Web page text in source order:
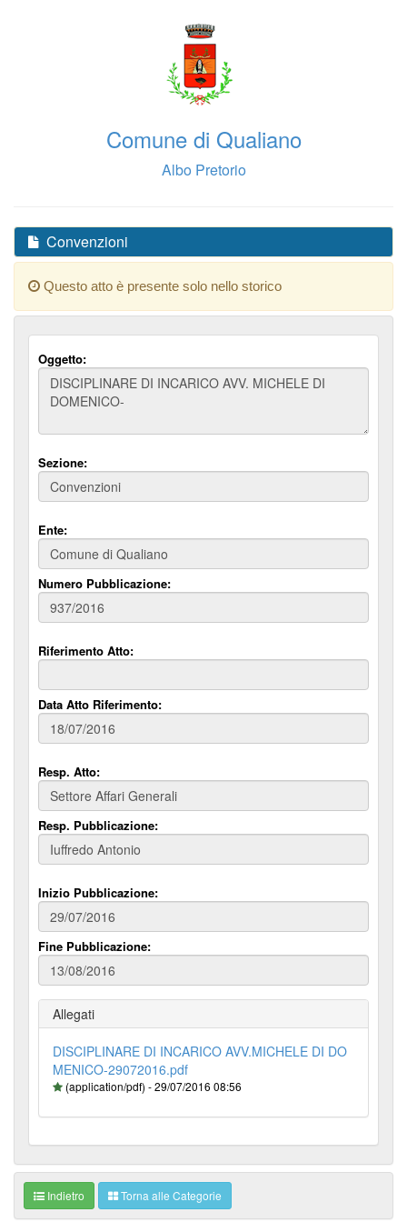
Comune di Qualiano
Albo Pretorio
Convenzioni
Questo atto è presente solo nello storico
Oggetto:
Sezione:
Ente:
Numero Pubblicazione:
Riferimento Atto:
Data Atto Riferimento:
Resp. Atto:
Resp. Pubblicazione:
Inizio Pubblicazione:
Fine Pubblicazione:
Allegati
DISCIPLINARE DI INCARICO AVV.MICHELE DI DO
MENICO-29072016.pdf
(application/pdf) - 29/07/2016 08:56
Indietro Torna alle Categorie